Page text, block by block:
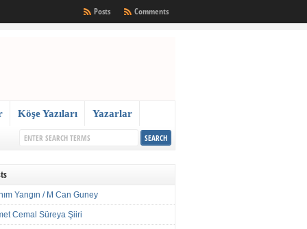
Comments
Posts
Köşe Yazıları Yazarlar
Yangın / M Can Guney
Cemal Süreya Şiiri